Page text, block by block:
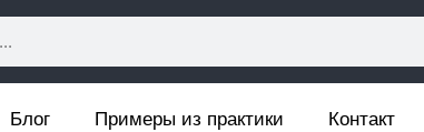
Блог Примеры из практики Контакт